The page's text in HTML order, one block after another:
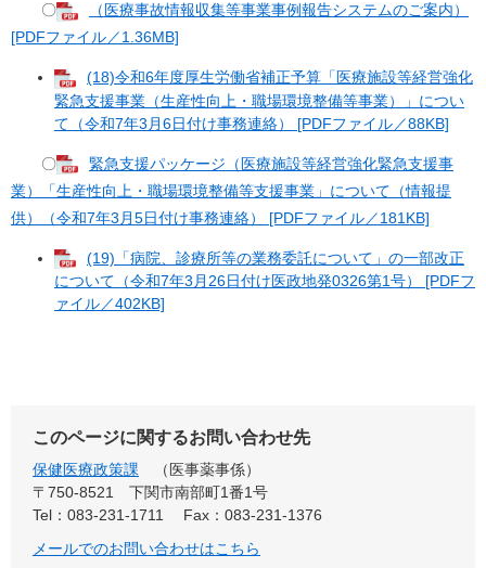
〇
（医療事故情報収集等事業事例報告システムのご案内）
[PDFファイル／1.36MB]
(18)令和6年度厚生労働省補正予算「医療施設等経営強化
緊急支援事業（生産性向上・職場環境整備等事業）」につい
て（令和7年3月6日付け事務連絡） [PDFファイル／88KB]
〇
緊急支援パッケージ（医療施設等経営強化緊急支援事
業）「生産性向上・職場環境整備等支援事業」について（情報提
供）（令和7年3月5日付け事務連絡） [PDFファイル／181KB]
(19)「病院、診療所等の業務委託について」の一部改正
について（令和7年3月26日付け医政地発0326第1号） [PDFフ
ァイル／402KB]
このページに関するお問い合わせ先
保健医療政策課
医事薬事係
〒750-8521
下関市南部町1番1号
Tel：083-231-1711
Fax：083-231-1376
メールでのお問い合わせはこちら